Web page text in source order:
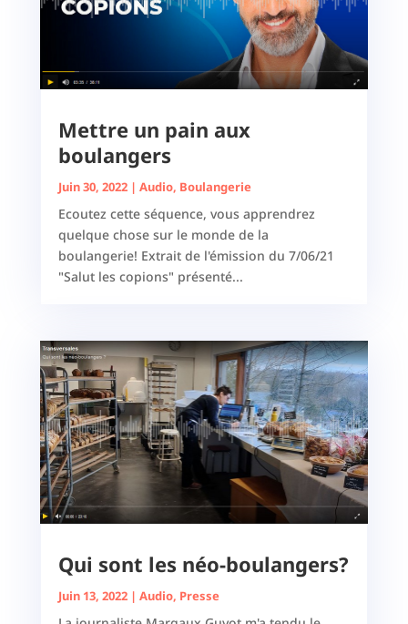
Mettre un pain aux
boulangers
Juin 30, 2022| Audio, Boulangerie
Ecoutez cette séquence, vous apprendrez
quelque chose sur le monde de la
boulangerie! Extrait de l'émission du 7/06/21
"Salut les copions" présenté...
Qui sont les néo-boulangers?
Juin 13, 2022| Audio, Presse